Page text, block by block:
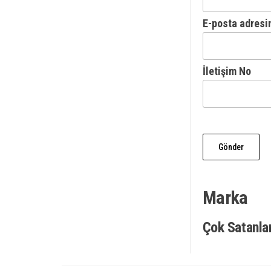
E-posta
İletişim No
Marka
Çok